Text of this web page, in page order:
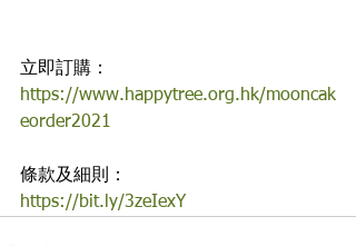
立即訂購：
https://www.happytree.org.hk/mooncak
eorder2021
條款及細則：
https://bit.ly/3zeIexY